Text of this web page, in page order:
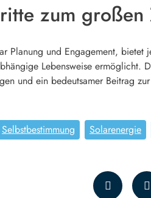
zum großen
Planung und Engagement,
Lebensweise ermöglicht.
und ein bedeutsamer Beitrag
Selbstbestimmung Solarenergie